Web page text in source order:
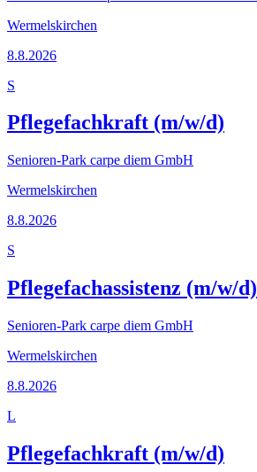
Wermelskirchen
8.8.2026
S
Pflegefachkraft (m/w/d)
Senioren-Park carpe diem GmbH
Wermelskirchen
8.8.2026
S
Pflegefachassistenz (m/w/d)
Senioren-Park carpe diem GmbH
Wermelskirchen
8.8.2026
L
Pflegefachkraft (m/w/d)